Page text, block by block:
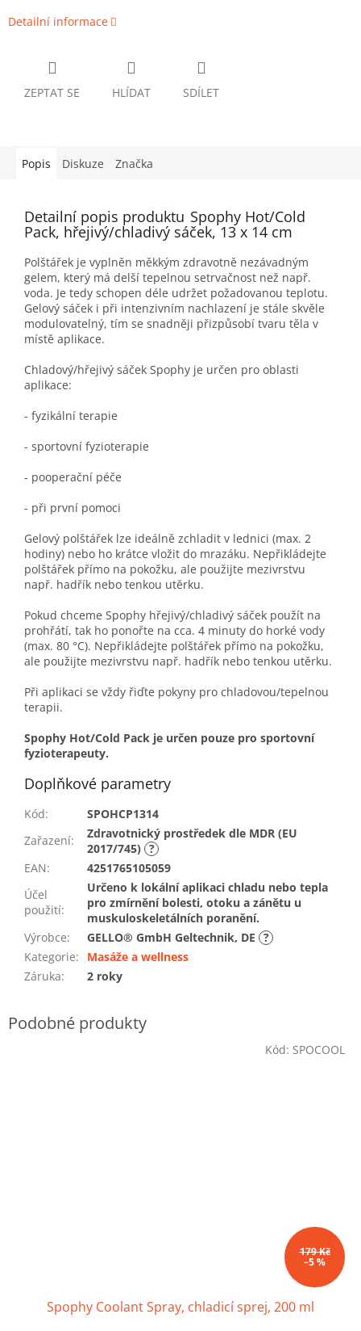
Detailní informace
ZEPTAT SE HLÍDAT SDÍLET
Popis Diskuze Značka
Detailní popis produktu Spophy Hot/Cold
Pack, hřejivý/chladivý sáček, 13 x 14 cm
Polštářek je vyplněn měkkým zdravotně nezávadným
gelem, který má delší tepelnou setrvačnost než např.
voda. Je tedy schopen déle udržet požadovanou teplotu.
Gelový sáček i při intenzivním nachlazení je stále skvěle
modulovatelný, tím se snadněji přizpůsobí tvaru těla v
místě aplikace.
Chladový/hřejivý sáček Spophy je určen pro oblasti
aplikace:
- fyzikální terapie
- sportovní fyzioterapie
- pooperační péče
- při první pomoci
Gelový polštářek lze ideálně zchladit v lednici (max. 2
hodiny) nebo ho krátce vložit do mrazáku. Nepřikládejte
polštářek přímo na pokožku, ale použijte mezivrstvu
např. hadřík nebo tenkou utěrku.
Pokud chceme Spophy hřejivý/chladivý sáček použít na
prohřátí, tak ho ponořte na cca. 4 minuty do horké vody
(max. 80 °C). Nepřikládejte polštářek přímo na pokožku,
ale použijte mezivrstvu např. hadřík nebo tenkou utěrku.
Při aplikaci se vždy řiďte pokyny pro chladovou/tepelnou
terapii.
Spophy Hot/Cold Pack je určen pouze pro sportovní
fyzioterapeuty.
Doplňkové parametry
Kód:
SPOHCP1314
Zařazení:
Zdravotnický prostředek dle MDR (EU
2017/745) ?
EAN:
4251765105059
Účel
použití:
Určeno k lokální aplikaci chladu nebo tepla
pro zmírnění bolesti, otoku a zánětu u
muskuloskeletálních poranění.
Výrobce: GELLO® GmbH Geltechnik, DE ?
Kategorie:
Masáže a wellness
Záruka: 2 roky
179 Kč
–5 %
Spophy Coolant Spray, chladicí sprej, 200 ml
Kód: SPOCOOL